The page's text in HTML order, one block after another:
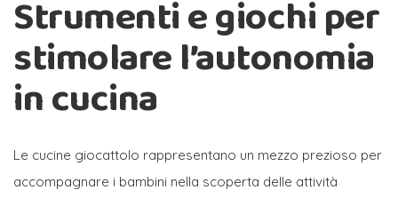
Strumenti e giochi per
stimolare l’autonomia
in cucina
Le cucine giocattolo rappresentano un mezzo prezioso per
accompagnare i bambini nella scoperta delle attività